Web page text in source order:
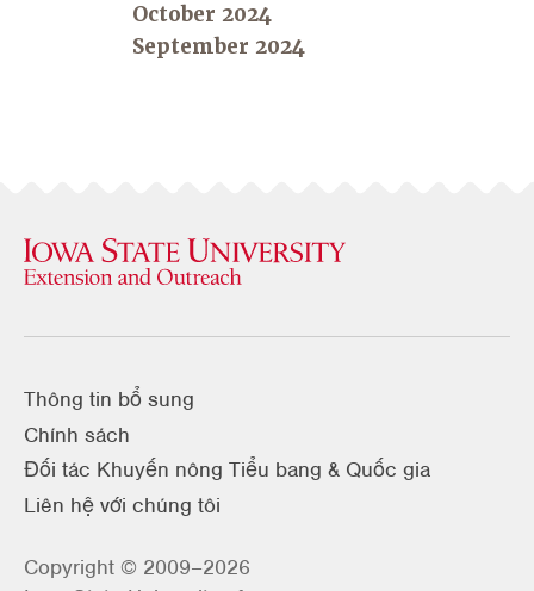
October 2024
September 2024
Thông tin bổ sung
Chính sách
Đối tác Khuyến nông Tiểu bang & Quốc gia
Liên hệ với chúng tôi
Copyright © 2009–2026